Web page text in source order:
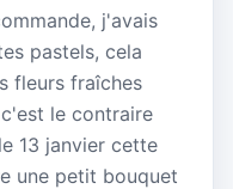
j'avais
pastels, cela
fleurs fraîches
le contraire
13 janvier cette
une petit bouquet